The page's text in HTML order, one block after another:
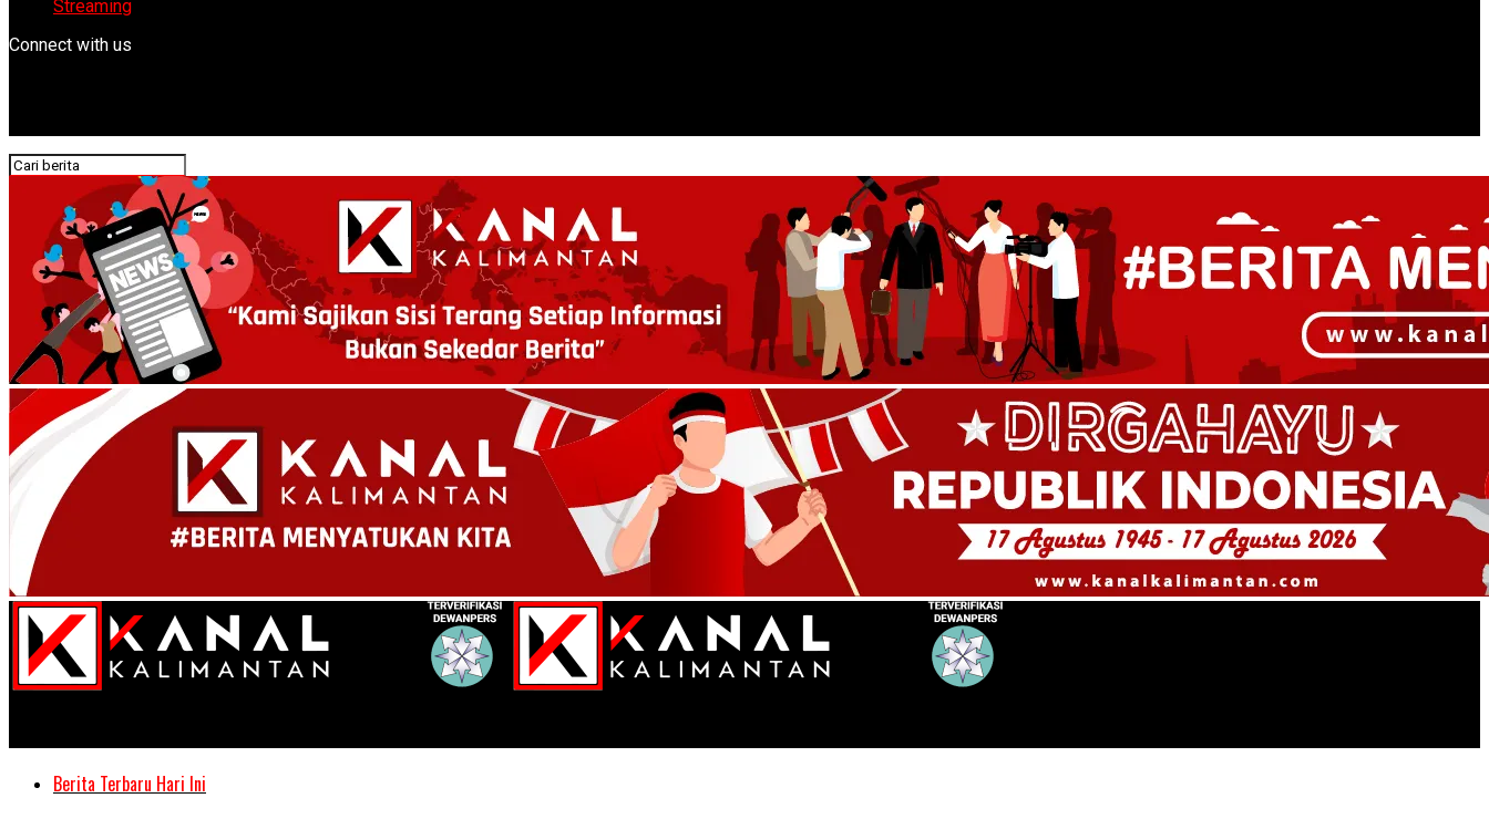
Streaming
Connect with us
Berita Terbaru Hari Ini